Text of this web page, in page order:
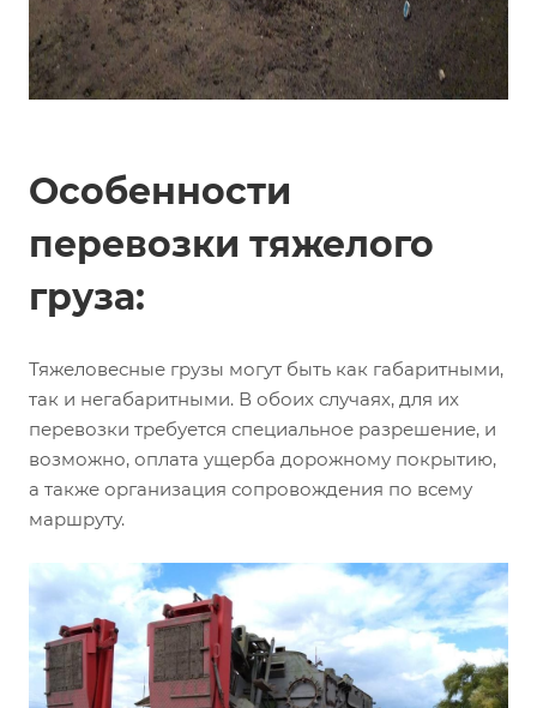
Особенности
перевозки тяжелого
груза:
Тяжеловесные грузы могут быть как габаритными,
так и негабаритными. В обоих случаях, для их
перевозки требуется специальное разрешение, и
возможно, оплата ущерба дорожному покрытию,
а также организация сопровождения по всему
маршруту.